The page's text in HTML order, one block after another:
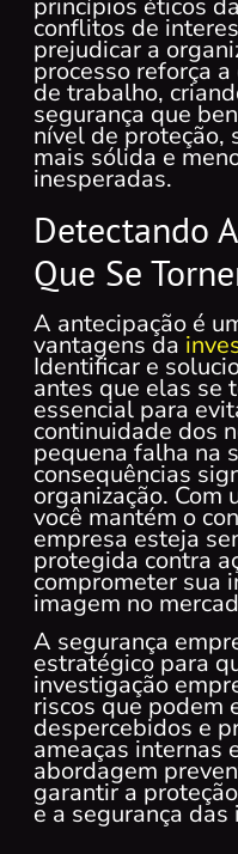
princípios éticos
conflitos de
prejudicar a
processo reforça
de trabalho,
segurança que
nível de proteção,
mais sólida e
inesperadas.
Detectando
Que Se
A antecipação é
vantagens da
Identificar e
antes que elas se
essencial para
continuidade dos
pequena falha na
consequências
organização. Com
você mantém o
empresa esteja
protegida contra
comprometer sua
imagem no
A segurança
estratégico para
investigação
riscos que podem
despercebidos e
ameaças internas
abordagem
garantir a
e a segurança das